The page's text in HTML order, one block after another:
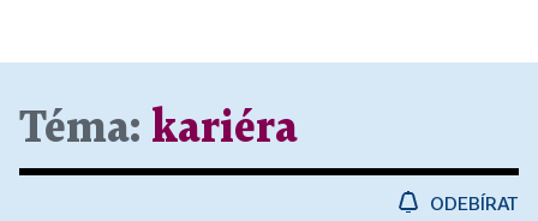
Téma: kariéra
ODEBÍRAT